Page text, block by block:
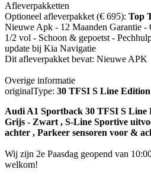
Afleverpakketten
Optioneel afleverpakket (€ 695): Top
Nieuwe Apk - 12 Maanden Garantie -
1/2 vol - Schoon & gepoetst -
update bij Kia Navigatie
Dit afleverpakket bevat: Nieuwe APK
Overige informatie
originalType: 30 TFSI S Line Edition
Audi A1 Sportback 30 TFSI S Line
Grijs - Zwart , S-Line Sportive
achter , Parkeer sensoren voor &
Wij zijn 2e Paasdag geopend van
welkom!